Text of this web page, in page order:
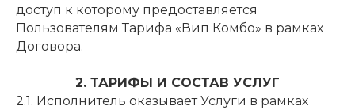
доступ к которому предоставляется
Пользователям Тарифа «Вип Комбо» в рамках
Договора.
2. ТАРИФЫ И СОСТАВ УСЛУГ
2.1. Исполнитель оказывает Услуги в рамках